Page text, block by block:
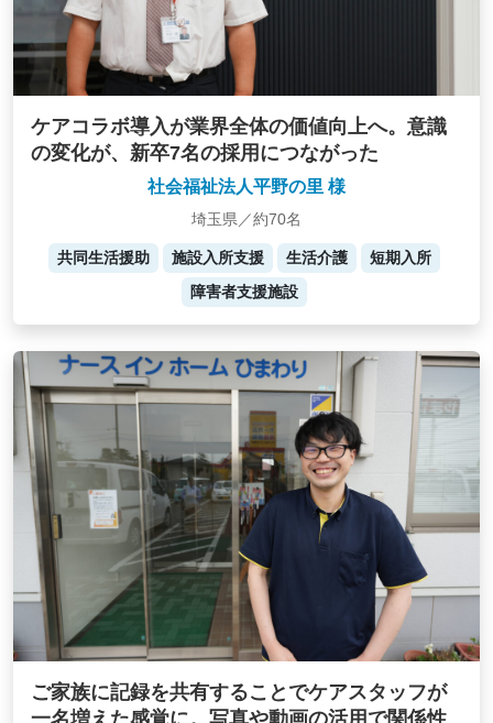
ケアコラボ導入が業界全体の価値向上へ。意識
の変化が、新卒7名の採用につながった
社会福祉法人平野の里 様
埼玉県／約70名
共同生活援助 施設入所支援 生活介護
短期入所
障害者支援施設
ご家族に記録を共有することでケアスタッフが